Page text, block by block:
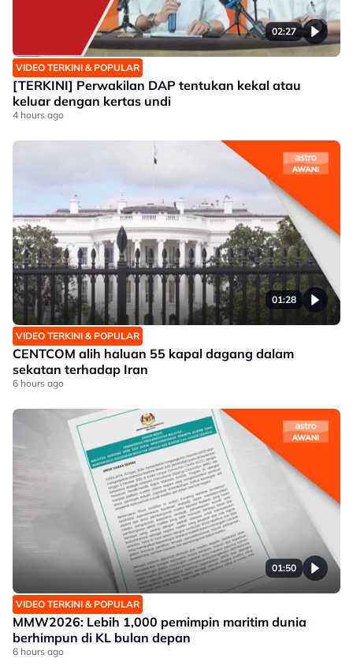
02:27
VIDEO TERKINI & POPULAR
[TERKINI] Perwakilan DAP tentukan kekal atau
keluar dengan kertas undi
4 hours ago
01:28
VIDEO TERKINI & POPULAR
CENTCOM alih haluan 55 kapal dagang dalam
sekatan terhadap Iran
6 hours ago
01:50
VIDEO TERKINI & POPULAR
MMW2026: Lebih 1,000 pemimpin maritim dunia
berhimpun di KL bulan depan
6 hours ago